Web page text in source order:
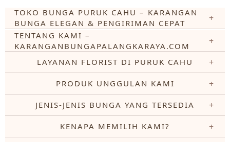
TOKO BUNGA PURUK CAHU – KARANGAN
BUNGA ELEGAN & PENGIRIMAN CEPAT
TENTANG KAMI –
KARANGANBUNGAPALANGKARAYA.COM
LAYANAN FLORIST DI PURUK CAHU
PRODUK UNGGULAN KAMI
JENIS-JENIS BUNGA YANG TERSEDIA
KENAPA MEMILIH KAMI?